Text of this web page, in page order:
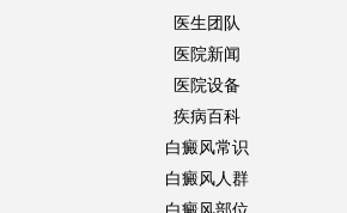
医生团队
医院新闻
医院设备
疾病百科
白癜风常识
白癜风人群
白癜风部位